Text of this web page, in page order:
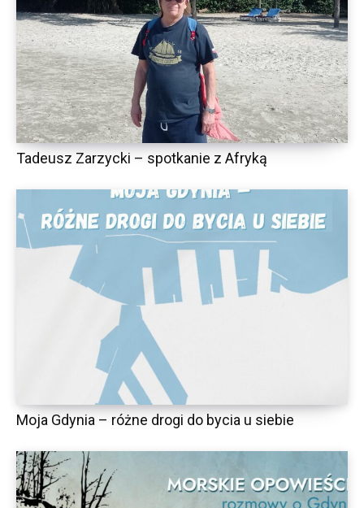
Tadeusz Zarzycki – spotkanie z Afryką
Moja Gdynia – różne drogi do bycia u siebie